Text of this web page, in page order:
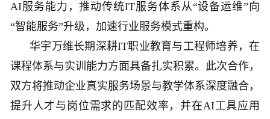
AI服务能力，推动传统IT服务体系从“设备运维”向
“智能服务”升级，加速行业服务模式重构。
华宇万维长期深耕IT职业教育与工程师培养，在
课程体系与实训能力方面具备扎实积累。此次合作，
双方将推动企业真实服务场景与教学体系深度融合，
提升人才与岗位需求的匹配效率，并在AI工具应用